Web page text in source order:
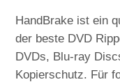
HandBrake ist ein
der beste DVD
DVDs, Blu-ray
Kopierschutz. Für